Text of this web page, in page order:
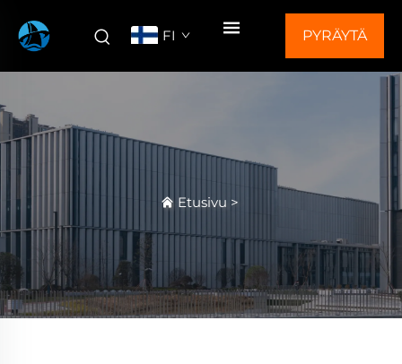
FI PYRÄYTÄ
Etusivu >